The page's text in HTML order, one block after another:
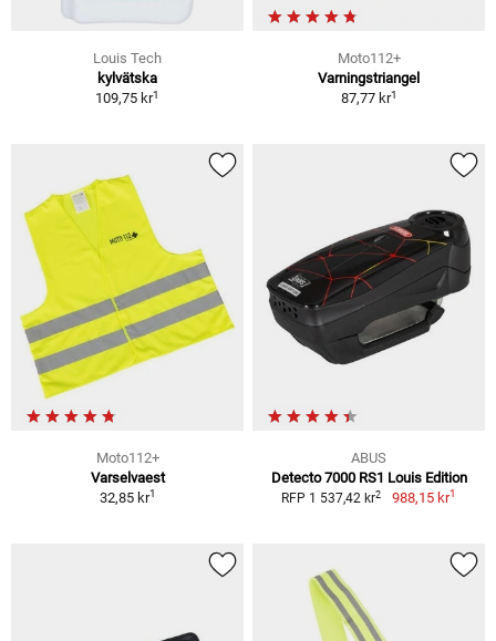
Louis Tech
kylvätska
109,75 kr1
Moto112+
Varningstriangel
87,77 kr1
Moto112+
Varselvaest
32,85 kr1
ABUS
Detecto 7000 RS1 Louis Edition
RFP 1 537,42 kr2 988,15 kr1